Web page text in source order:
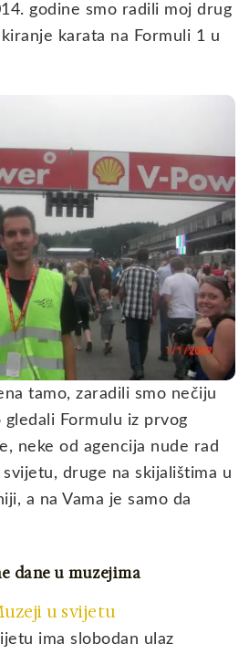
godine smo radili moj drug
karata na Formuli 1 u
tamo, zaradili smo nečiju
Formulu iz prvog
neke od agencija nude rad
druge na skijalištima u
a na Vama je samo da
dane u muzejima
ima slobodan ulaz